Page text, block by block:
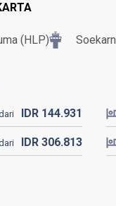
(HLP)
IDR 144.931
IDR 306.813